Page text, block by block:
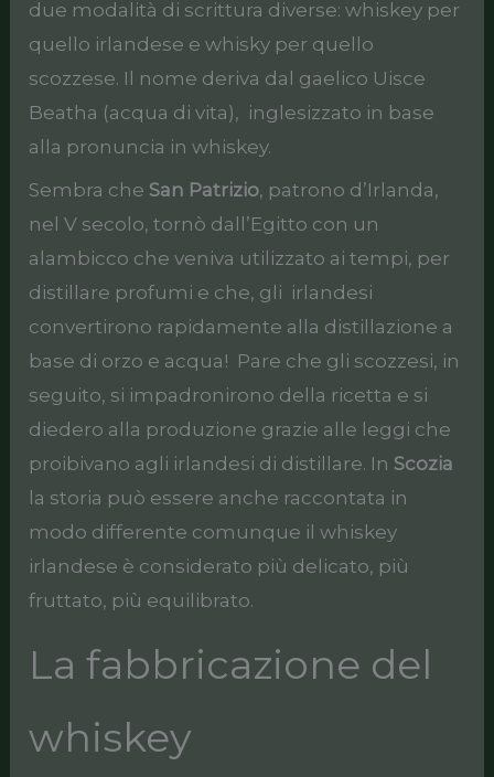
due modalità di scrittura diverse: whiskey per
quello irlandese e whisky per quello
scozzese. Il nome deriva dal gaelico Uisce
Beatha (acqua di vita), inglesizzato in base
alla pronuncia in whiskey.
Sembra che San Patrizio, patrono d’Irlanda,
nel V secolo, tornò dall’Egitto con un
alambicco che veniva utilizzato ai tempi, per
distillare profumi e che, gli irlandesi
convertirono rapidamente alla distillazione a
base di orzo e acqua! Pare che gli scozzesi, in
seguito, si impadronirono della ricetta e si
diedero alla produzione grazie alle leggi che
proibivano agli irlandesi di distillare. In Scozia
la storia può essere anche raccontata in
modo differente comunque il whiskey
irlandese è considerato più delicato, più
fruttato, più equilibrato.
La fabbricazione del
whiskey